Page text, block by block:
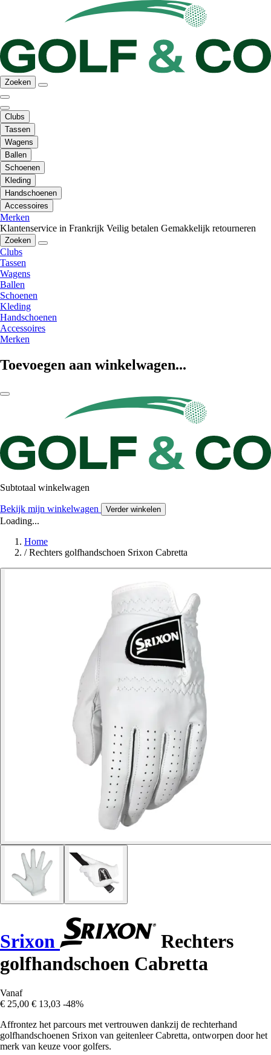
Zoeken
Clubs
Tassen
Wagens
Ballen
Schoenen
Kleding
Handschoenen
Accessoires
Merken
Klantenservice in Frankrijk Veilig betalen Gemakkelijk retourneren
Zoeken
Clubs
Tassen
Wagens
Ballen
Schoenen
Kleding
Handschoenen
Accessoires
Merken
Toevoegen aan winkelwagen...
Subtotaal winkelwagen
Bekijk mijn winkelwagen Verder winkelen
Loading...
Home
/ Rechters golfhandschoen Srixon Cabretta
Srixon
Rechters
golfhandschoen Cabretta
Vanaf
€ 25,00 € 13,03 -48%
Affrontez het parcours met vertrouwen dankzij de rechterhand
golfhandschoenen Srixon van geitenleer Cabretta, ontworpen door het
merk van keuze voor golfers.